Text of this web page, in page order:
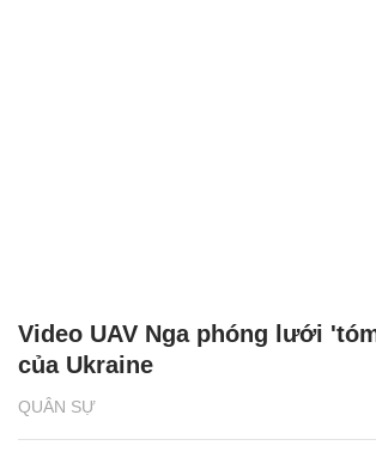
QUÂN SỰ
Video UAV Nga phóng lưới
của Ukraine